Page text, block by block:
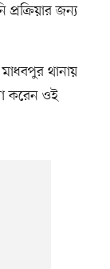
প্রক্রিয়ার জন্য
থানায়
করেন ওই